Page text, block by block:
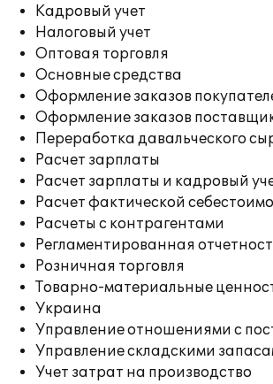
Кадровый учет
Налоговый учет
Оптовая торговля
Основные средства
Оформление заказов
Оформление заказов
Переработка давальческого
Расчет зарплаты
Расчет зарплаты и кадровый
Расчет фактической
Расчеты с контрагентами
Регламентированная
Розничная торговля
Товарно-материальные
Украина
Управление отношениями с
Управление складскими
Учет затрат на производство